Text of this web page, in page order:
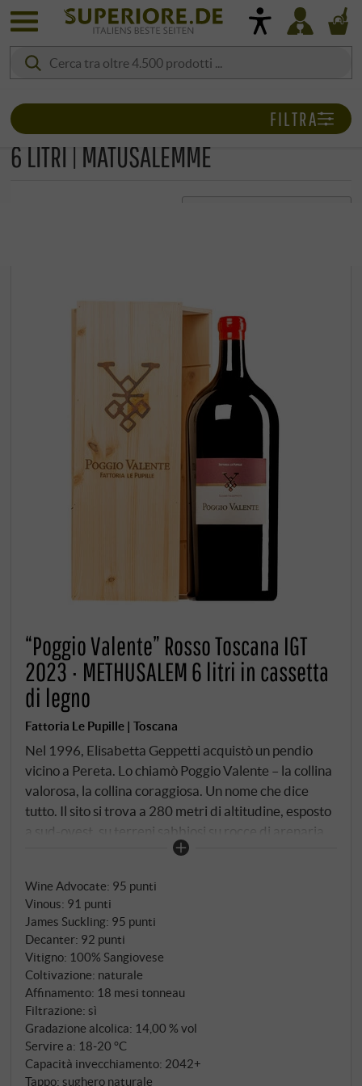
6 LITRI | MATUSALEMME
FILTRA
“Poggio Valente” Rosso Toscana IGT
2023 · METHUSALEM 6 litri in cassetta
di legno
Fattoria Le Pupille | Toscana
Nel 1996, Elisabetta Geppetti acquistò un pendio
vicino a Pereta. Lo chiamò Poggio Valente – la collina
valorosa, la collina coraggiosa. Un nome che dice
tutto. Il sito si trova a 280 metri di altitudine, esposto
a sud-ovest, su terreni sabbiosi su rocce di arenaria
con intarsi di argilla – un terreno che conferisce al
peso e vigore. Elisabetta voleva qualcosa di diverso:
un cru di Sangiovese monovitigno in stile
borgognone, un vino che parlasse del suo vigneto e
nient'altro. Nel 2014 ha preso una decisione
coerente: Poggio Valente ha lasciato la
denominazione Morellino e da allora si presenta
come Toscana IGT. Non un passo indietro – al
contrario. Una dichiarazione. Questo vino è più
grande della sua denominazione d'origine, ed
Elisabetta non voleva che la mancanza di
Wine Advocate: 95 punti
Vinous: 91 punti
James Suckling: 95 punti
Decanter: 92 punti
Vitigno: 100% Sangiovese
Coltivazione: naturale
Affinamento: 18 mesi tonneau
Filtrazione: sì
Gradazione alcolica: 14,00 % vol
Servire a: 18‑20 °C
Capacità invecchiamento: 2042+
Tappo: sughero naturale